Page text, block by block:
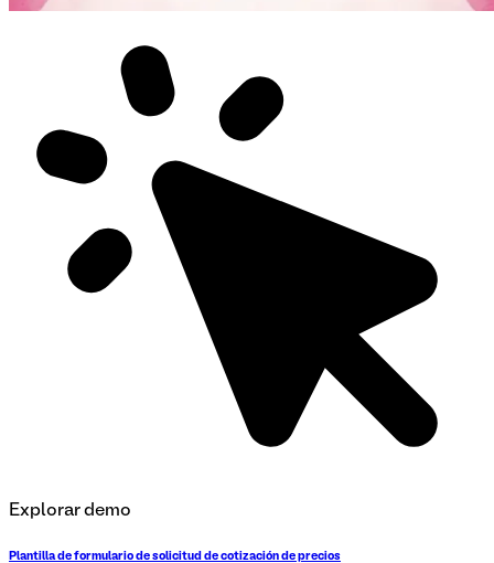
Explorar demo
Plantilla de formulario de solicitud de cotización de precios